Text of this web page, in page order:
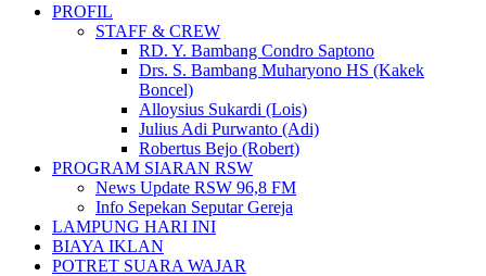
PROFIL
STAFF & CREW
RD. Y. Bambang Condro Saptono
Drs. S. Bambang Muharyono HS (Kakek
Boncel)
Alloysius Sukardi (Lois)
Julius Adi Purwanto (Adi)
Robertus Bejo (Robert)
PROGRAM SIARAN RSW
News Update RSW 96,8 FM
Info Sepekan Seputar Gereja
LAMPUNG HARI INI
BIAYA IKLAN
POTRET SUARA WAJAR